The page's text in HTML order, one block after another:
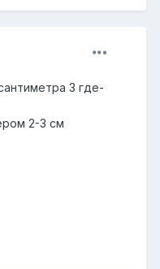
3 где-
2-3 см